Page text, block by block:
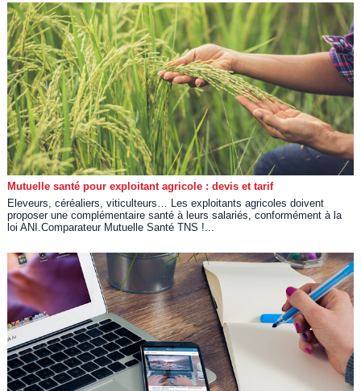
Mutuelle santé pour exploitant agricole : devis et tarif
Eleveurs, céréaliers, viticulteurs… Les exploitants agricoles doivent
proposer une complémentaire santé à leurs salariés, conformément à la
loi ANI.Comparateur Mutuelle Santé TNS !...